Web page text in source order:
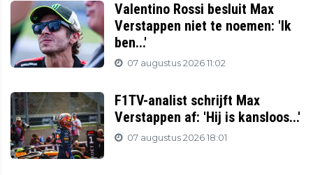
Valentino Rossi besluit Max
Verstappen niet te noemen: 'Ik
ben...'
07 augustus 2026 11:02
F1TV-analist schrijft Max
Verstappen af: 'Hij is kansloos...'
07 augustus 2026 18:01